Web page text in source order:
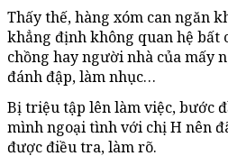
Thấy thế, hàng xóm can ngăn
khẳng định không quan hệ bất
chồng hay người nhà của mấy
đánh đập, làm nhục…
Bị triệu tập lên làm việc, bước
mình ngoại tình với chị H nên
được điều tra, làm rõ.